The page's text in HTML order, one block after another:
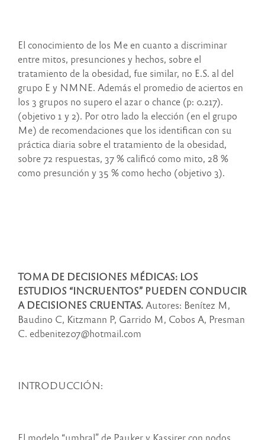
El conocimiento de los Me en cuanto a discriminar
entre mitos, presunciones y hechos, sobre el
tratamiento de la obesidad, fue similar, no E.S. al del
grupo E y NMNE. Además el promedio de aciertos en
los 3 grupos no supero el azar o chance (p: 0.217).
(objetivo 1 y 2). Por otro lado la elección (en el grupo
Me) de recomendaciones que los identifican con su
práctica diaria sobre el tratamiento de la obesidad,
sobre 72 respuestas, 37 % calificó como mito, 28 %
como presunción y 35 % como hecho (objetivo 3).
TOMA DE DECISIONES MÉDICAS: LOS
ESTUDIOS “INCRUENTOS” PUEDEN CONDUCIR
A DECISIONES CRUENTAS. Autores: Benítez M,
Baudino C, Kitzmann P, Garrido M, Cobos A, Presman
C. edbenitez07@hotmail.com
INTRODUCCIÓN:
El modelo “umbral” de Pauker y Kassirer con nodos